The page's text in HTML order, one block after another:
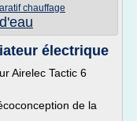
chauffage
électrique
Airelec Tactic 6
de la